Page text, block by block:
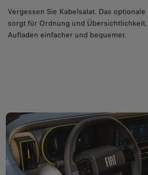
Vergessen Sie Kabelsalat. Das
sorgt für Ordnung und
Aufladen einfacher und bequemer.